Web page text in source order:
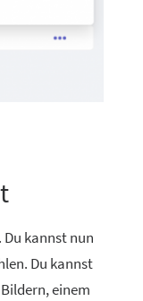
Du kannst nun
Du kannst
einem